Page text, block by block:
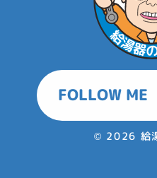
FOLLOW ME
© 2026 給